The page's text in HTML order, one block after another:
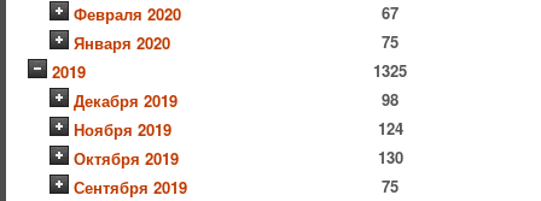
Февраля 2020
67
Января 2020
75
2019
1325
Декабря 2019
98
Ноября 2019
124
Октября 2019
130
Сентября 2019
75